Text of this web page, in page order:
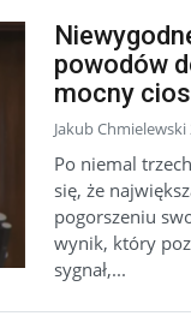
powodów
mocny cios
Jakub
Po niemal
się, że
pogorszeniu
wynik, który
sygnał,...